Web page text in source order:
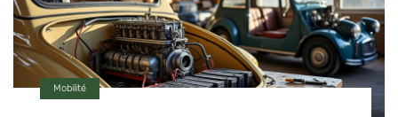
Mobilité